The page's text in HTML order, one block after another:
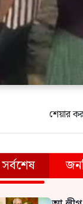
শেয়ার
সর্বশেষ